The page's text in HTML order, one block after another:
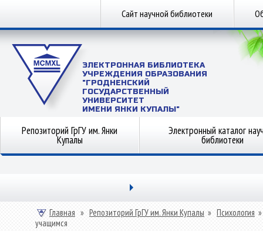
Сайт научной библиотеки
ЭЛЕКТРОННАЯ БИБЛИОТЕКА
УЧРЕЖДЕНИЯ ОБРАЗОВАНИЯ
"ГРОДНЕНСКИЙ
ГОСУДАРСТВЕННЫЙ
УНИВЕРСИТЕТ
ИМЕНИ ЯНКИ КУПАЛЫ"
Репозиторий ГрГУ им. Янки
Купалы
Электронный каталог
библиотеки
Главная » Репозиторий ГрГУ им. Янки Купалы » Психология »
учащимся